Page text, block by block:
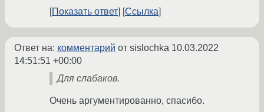
Показать ответ
Ссылка
Ответ на: комментарий от sislochka 10.03.2022
14:51:51 +00:00
Для слабаков.
Очень аргументированно, спасибо.